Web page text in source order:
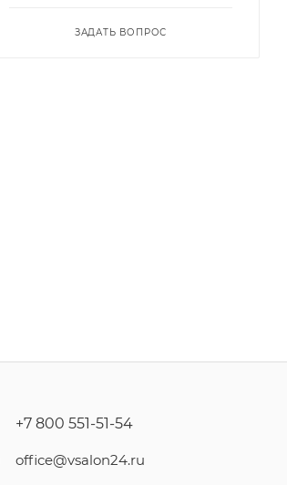
ЗАДАТЬ ВОПРОС
+7 800 551-51-54
office@vsalon24.ru